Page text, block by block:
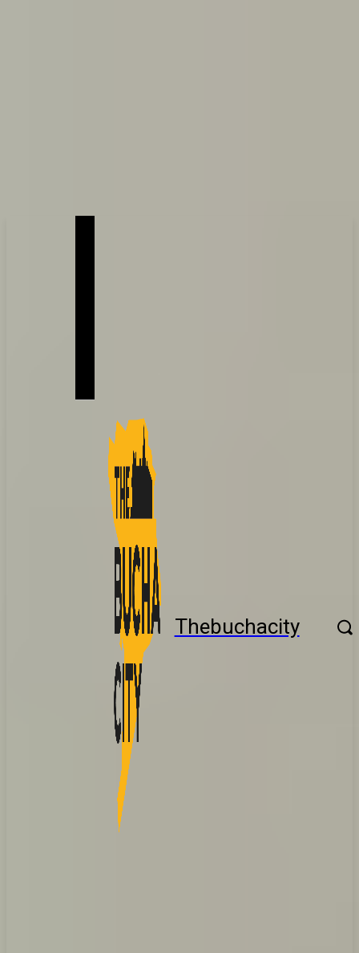
Thebuchacity